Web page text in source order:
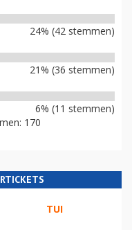
24% (42 stemmen)
21% (36 stemmen)
6% (11 stemmen)
170
TUI